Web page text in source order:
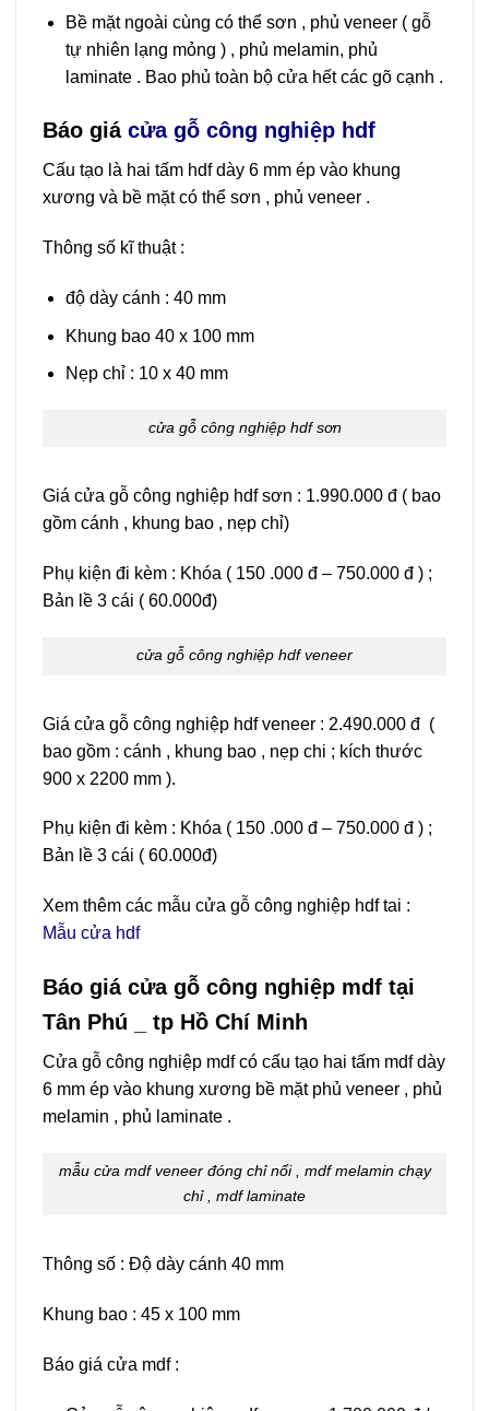
Bề mặt ngoài cùng có thể sơn , phủ veneer ( gỗ
tự nhiên lạng mỏng ) , phủ melamin, phủ
laminate . Bao phủ toàn bộ cửa hết các gõ cạnh .
Báo giá cửa gỗ công nghiệp hdf
Cấu tạo là hai tấm hdf dày 6 mm ép vào khung
xương và bề mặt có thể sơn , phủ veneer .
Thông số kĩ thuật :
độ dày cánh : 40 mm
Khung bao 40 x 100 mm
Nẹp chỉ : 10 x 40 mm
cửa gỗ công nghiệp hdf sơn
Giá cửa gỗ công nghiệp hdf sơn : 1.990.000 đ ( bao
gồm cánh , khung bao , nẹp chỉ)
Phụ kiện đi kèm : Khóa ( 150 .000 đ – 750.000 đ ) ;
Bản lề 3 cái ( 60.000đ)
cửa gỗ công nghiệp hdf veneer
Giá cửa gỗ công nghiệp hdf veneer : 2.490.000 đ (
bao gồm : cánh , khung bao , nẹp chi ; kích thước
900 x 2200 mm ).
Phụ kiện đi kèm : Khóa ( 150 .000 đ – 750.000 đ ) ;
Bản lề 3 cái ( 60.000đ)
Xem thêm các mẫu cửa gỗ công nghiệp hdf tai :
Mẫu cửa hdf
Báo giá cửa gỗ công nghiệp mdf tại
Tân Phú _ tp Hồ Chí Minh
Cửa gỗ công nghiệp mdf có cấu tạo hai tấm mdf dày
6 mm ép vào khung xương bề mặt phủ veneer , phủ
melamin , phủ laminate .
mẫu cửa mdf veneer đóng chỉ nổi , mdf melamin chạy
chỉ , mdf laminate
Thông số : Độ dày cánh 40 mm
Khung bao : 45 x 100 mm
Báo giá cửa mdf :